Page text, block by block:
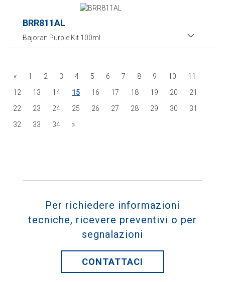
BRR811AL
Bajoran Purple Kit 100ml
« 1 2 3 4 5 6 7 8 9 10
11
12
13 14 15 16 17 18 19 20
21
22
23 24 25 26 27 28 29 30
31
32
33 34 »
Per richiedere informazioni
tecniche, ricevere preventivi o per
segnalazioni
CONTATTACI